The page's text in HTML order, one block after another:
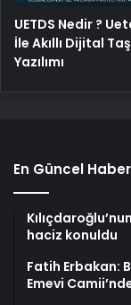
UETDS Nedir ?
İle Akıllı Dijital
Yazılımı
En Güncel
haciz konuldu
Fatih Erbakan:
Emevi